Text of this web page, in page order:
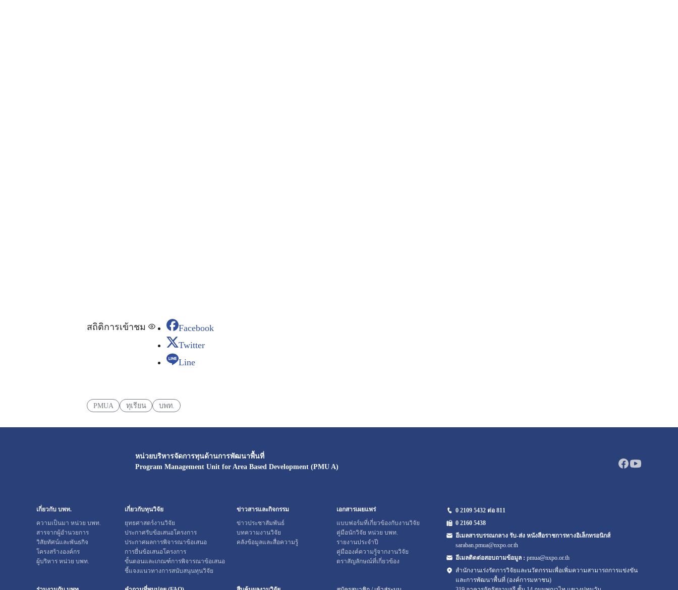
สถิติการเข้าชม
Facebook
Twitter
Line
PMUA ทุเรียน บพท.
หน่วยบริหารจัดการทุนด้านการพัฒนาพื้นที่
Program Management Unit for Area Based Development (PMU A)
เกี่ยวกับ บพท.
ความเป็นมา หน่วย บพท.
สารจากผู้อำนวยการ
วิสัยทัศน์และพันธกิจ
โครงสร้างองค์กร
ผู้บริหาร หน่วย บพท.
เกี่ยวกับทุนวิจัย
ยุทธศาสตร์งานวิจัย
ประกาศรับข้อเสนอโครงการ
ประกาศผลการพิจารณาข้อเสนอ
การยื่นข้อเสนอโครงการ
ขั้นตอนและเกณฑ์การพิจารณาข้อเสนอ
ชี้แจงแนวทางการสนับสนุนทุนวิจัย
ข่าวสารและกิจกรรม
ข่าวประชาสัมพันธ์
บทความงานวิจัย
คลังข้อมูลและสื่อความรู้
เอกสารเผยแพร่
แบบฟอร์มที่เกี่ยวข้องกับงานวิจัย
คู่มือนักวิจัย หน่วย บพท.
รายงานประจำปี
คู่มือองค์ความรู้จากงานวิจัย
ตราสัญลักษณ์ที่เกี่ยวข้อง
0 2109 5432 ต่อ 811
0 21605438
อีเมลสารบรรณกลาง รับ-ส่ง หนังสือราชการทางอิเล็กทรอนิกส์
saraban.pmua@nxpo.or.th
อีเมลติดต่อสอบถามข้อมูล :pmua@nxpo.or.th
สำนักงานเร่งรัดการวิจัยและนวัตกรรมเพื่อเพิ่มความสามารถการแข่งขัน
และการพัฒนาพื้นที่ (องค์การมหาชน)